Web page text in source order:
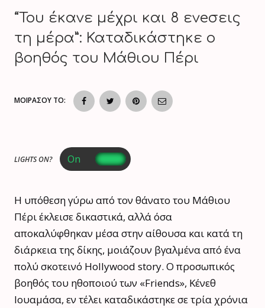
“Του έκανε μέχρι και 8 ενeσεις
τη μέρα”: Καταδικάστηκε ο
βοηθός του Μάθιου Πέρι
ΜΟΙΡΑΣΟΥ ΤΟ:
LIGHTS ON?
Η υπόθεση γύρω από τον θάνατο του Μάθιου
Πέρι έκλεισε δικαστικά, αλλά όσα
αποκαλύφθηκαν μέσα στην αίθουσα και κατά τη
διάρκεια της δίκης, μοιάζουν βγαλμένα από ένα
πολύ σκοτεινό Hollywood story. Ο προσωπικός
βοηθός του ηθοποιού των «Friends», Κένεθ
Ιουαμάσα, εν τέλει καταδικάστηκε σε τρία χρόνια